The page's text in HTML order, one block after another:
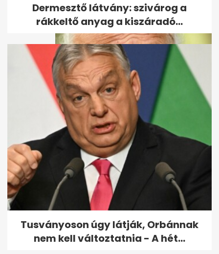
Először szólalt meg Sas József
özvegye
Dermesztő látvány: szivárog a
rákkeltő anyag a kiszáradó...
Tusványoson úgy látják, Orbánnak
nem kell változtatnia - A hét...